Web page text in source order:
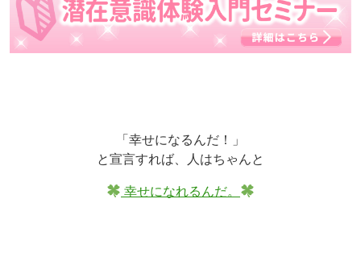
「幸せになるんだ！」
と宣言すれば、人はちゃんと
幸せになれるんだ。